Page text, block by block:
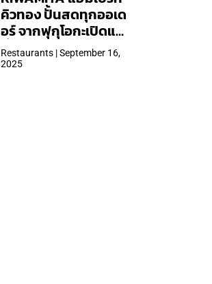
คิวทอง ปั้นสดทุกออเด
อร์ จากฟุกุโอกะเปิดแล้ว
ที่ Central Park
Restaurants | September 16,
2025